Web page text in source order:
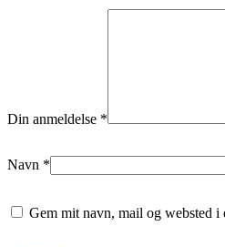
Din anmeldelse *
Navn *
Gem mit navn, mail og websted i